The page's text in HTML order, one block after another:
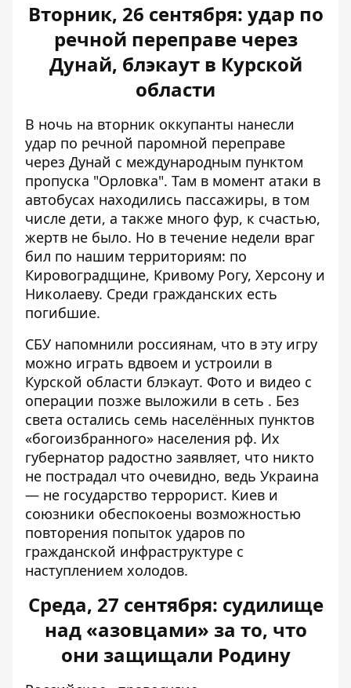
Вторник, 26 сентября: удар по
речной переправе через
Дунай, блэкаут в Курской
области
В ночь на вторник оккупанты нанесли
удар по речной паромной переправе
через Дунай с международным пунктом
пропуска "Орловка". Там в момент атаки в
автобусах находились пассажиры, в том
числе дети, а также много фур, к счастью,
жертв не было. Но в течение недели враг
бил по нашим территориям: по
Кировоградщине, Кривому Рогу, Херсону и
Николаеву. Среди гражданских есть
погибшие.
СБУ напомнили россиянам, что в эту игру
можно играть вдвоем и устроили в
Курской области блэкаут. Фото и видео с
операции позже выложили в сеть . Без
света остались семь населённых пунктов
«богоизбранного» населения рф. Их
губернатор радостно заявляет, что никто
не пострадал что очевидно, ведь Украина
— не государство террорист. Киев и
союзники обеспокоены возможностью
повторения попыток ударов по
гражданской инфраструктуре с
наступлением холодов.
Среда, 27 сентября: судилище
над «азовцами» за то, что
они защищали Родину